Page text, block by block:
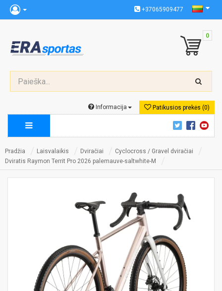
+37065909477
0
Patikusios prekės (0)
Informacija
Pradžia Laisvalaikis Dviračiai
Cyclocross / Gravel dviračiai
Dviratis Raymon Territ Pro 2026 palemauve-saltwhite-M